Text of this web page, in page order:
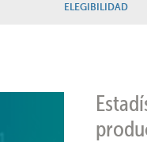
ELEGIBILIDAD